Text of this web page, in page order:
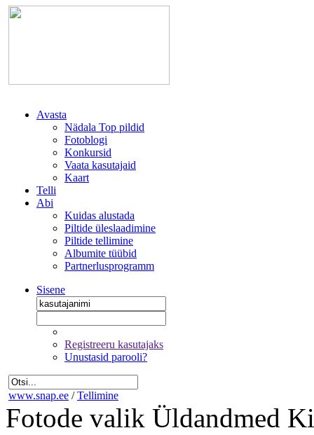
Avasta
Nädala Top pildid
Fotoblogi
Konkursid
Vaata kasutajaid
Kaart
Telli
Abi
Kuidas alustada
Piltide üleslaadimine
Piltide tellimine
Albumite tüübid
Partnerlusprogramm
Sisene
Registreeru kasutajaks
Unustasid parooli?
www.snap.ee / Tellimine
Fotode valik Üldandmed